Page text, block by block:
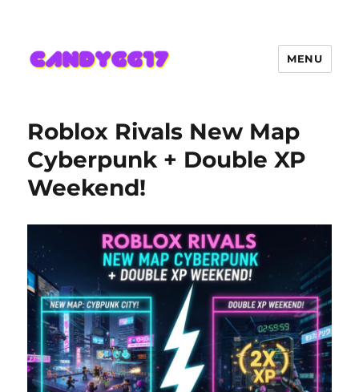
Hadir Semakin Mantap Jackpot
MENU
Roblox Rivals New Map
Cyberpunk + Double XP
Weekend!